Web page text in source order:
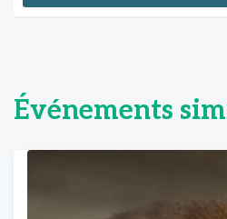
Événements